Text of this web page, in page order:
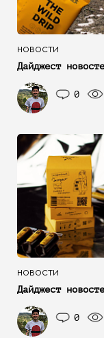
НОВОСТИ
Дайджест
0
НОВОСТИ
Дайджест
0